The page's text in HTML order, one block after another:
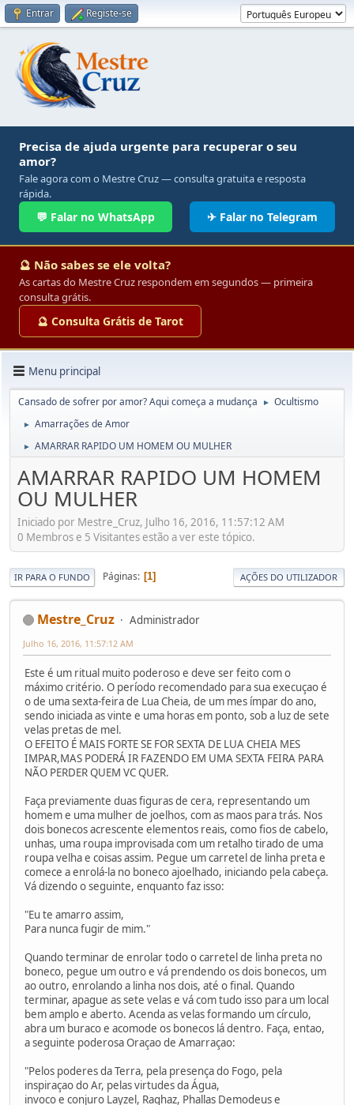
Entrar Registe-se
Precisa de ajuda urgente para recuperar o seu
amor?
Fale agora com o Mestre Cruz — consulta gratuita e resposta
rápida.
💬 Falar no WhatsApp ✈ Falar no Telegram
🔮 Não sabes se ele volta?
As cartas do Mestre Cruz respondem em segundos — primeira
consulta grátis.
🔮 Consulta Grátis de Tarot
Menu principal
Cansado de sofrer por amor? Aqui começa a mudança ► Ocultismo
► Amarrações de Amor
► AMARRAR RAPIDO UM HOMEM OU MULHER
AMARRAR RAPIDO UM HOMEM
OU MULHER
Iniciado por Mestre_Cruz, Julho 16, 2016, 11:57:12 AM
0 Membros e 5 Visitantes estão a ver este tópico.
IR PARA O FUNDO Páginas 1 AÇÕES DO UTILIZADOR
Mestre_Cruz Administrador
Julho 16, 2016, 11:57:12 AM
Este é um ritual muito poderoso e deve ser feito com o
máximo critério. O período recomendado para sua execuçao é
o de uma sexta-feira de Lua Cheia, de um mes ímpar do ano,
sendo iniciada as vinte e uma horas em ponto, sob a luz de sete
velas pretas de mel.
O EFEITO É MAIS FORTE SE FOR SEXTA DE LUA CHEIA MES
IMPAR,MAS PODERÁ IR FAZENDO EM UMA SEXTA FEIRA PARA
NÃO PERDER QUEM VC QUER.
Faça previamente duas figuras de cera, representando um
homem e uma mulher de joelhos, com as maos para trás. Nos
dois bonecos acrescente elementos reais, como fios de cabelo,
unhas, uma roupa improvisada com um retalho tirado de uma
roupa velha e coisas assim. Pegue um carretel de linha preta e
comece a enrolá-la no boneco ajoelhado, iniciando pela cabeça.
Vá dizendo o seguinte, enquanto faz isso:
"Eu te amarro assim,
Para nunca fugir de mim."
Quando terminar de enrolar todo o carretel de linha preta no
boneco, pegue um outro e vá prendendo os dois bonecos, um
ao outro, enrolando a linha nos dois, até o final. Quando
terminar, apague as sete velas e vá com tudo isso para um local
bem amplo e aberto. Acenda as velas formando um círculo,
abra um buraco e acomode os bonecos lá dentro. Faça, entao,
a seguinte poderosa Oraçao de Amarraçao:
"Pelos poderes da Terra, pela presença do Fogo, pela
inspiraçao do Ar, pelas virtudes da Água,
invoco e conjuro Layzel, Raghaz, Phallas Demodeus e